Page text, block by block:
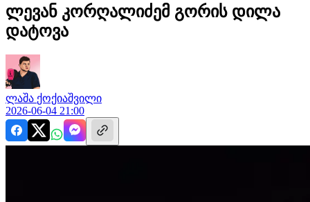
ლევან კორღალიძემ გორის დილა
დატოვა
ლაშა ქოქიაშვილი
2026-06-04 21:00